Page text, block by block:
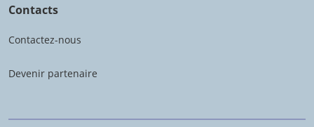
Contacts
Contactez-nous
Devenir partenaire